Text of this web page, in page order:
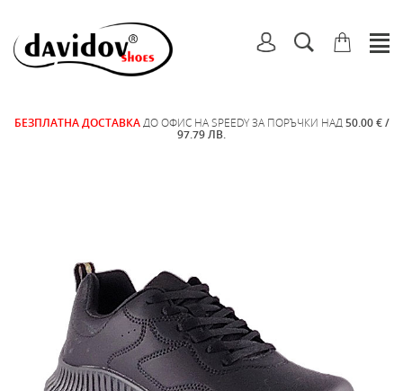
БЕЗПЛАТНА ДОСТАВКА ДО ОФИС НА SPEEDY ЗА ПОРЪЧКИ НАД 50.00 € /
97.79 ЛВ.